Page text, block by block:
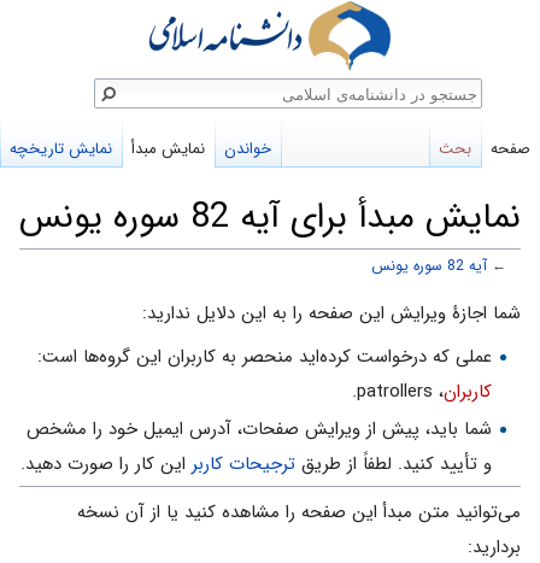
نمایش مبدأ برای آیه 82 سوره یونس
←آیه 82 سوره یونس
پرش
ناوبری
پرش
جستجو
شما اجازهٔ ویرایش این صفحه را به این دلایل ندارید:
عملی که درخواست کرده‌اید منحصر به کاربران این گروه‌ها است:
کاربران، patrollers.
شما باید، پیش از ویرایش صفحات، آدرس ایمیل خود را مشخص
و تأیید کنید. لطفاً از طریق ترجیحات کاربر این کار را صورت دهید.
می‌توانید متن مبدأ این صفحه را مشاهده کنید یا از آن نسخه
بردارید:
صفحه بحث خواندن نمایش مبدأ نمایش تاریخچه
جستجو